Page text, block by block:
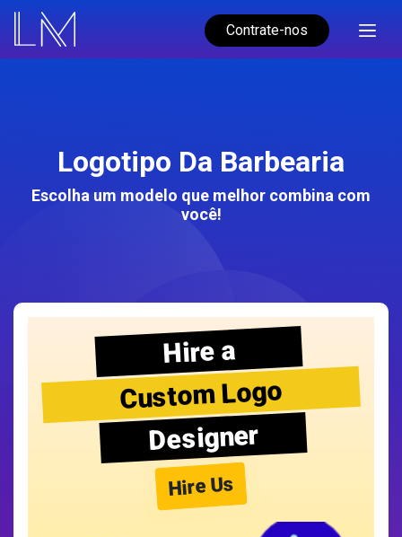
Contrate-nos
Logotipo Da Barbearia
Escolha um modelo que melhor combina com
você!
Hire a
Custom Logo
Designer
Hire Us